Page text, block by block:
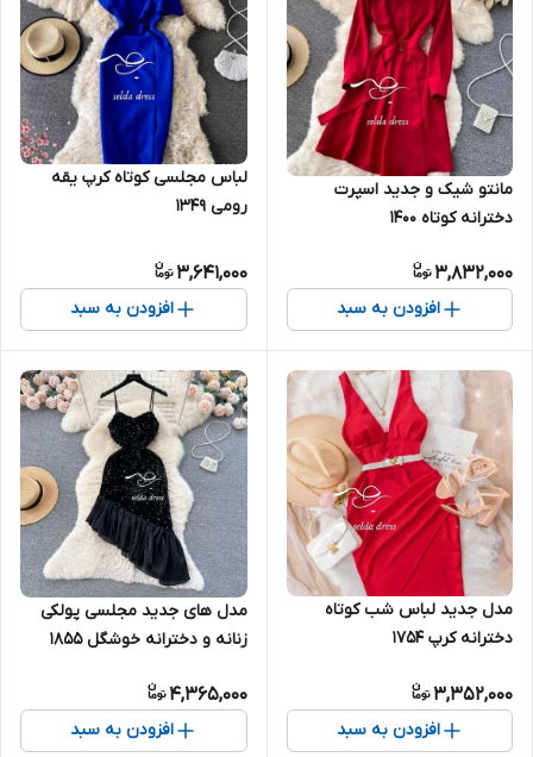
مانتو شیک و جدید اسپرت
دخترانه کوتاه ۱۴۰۰
3,832,000
افزودن به سبد
لباس مجلسی کوتاه کرپ یقه
رومی ۱۳۴۹
3,641,000
افزودن به سبد
مدل جدید لباس شب کوتاه
دخترانه کرپ ۱۷۵۴
3,352,000
افزودن به سبد
مدل های جدید مجلسی پولکی
زنانه و دخترانه خوشگل ۱۸۵۵
4,365,000
افزودن به سبد